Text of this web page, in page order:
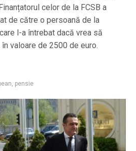
celor de la FCSB a
de către o persoană de la
l-a întrebat dacă vrea să
valoare de 2500 de euro.
, pensie